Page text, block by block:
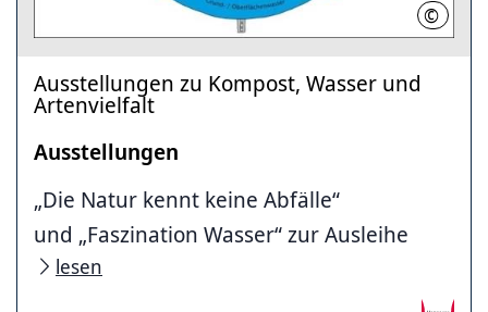
© LHH
Ausstellungen zu Kompost, Wasser und
Artenvielfalt
Ausstellungen
„Die Natur kennt keine Abfälle“
und „Faszination Wasser“ zur Ausleihe
lesen